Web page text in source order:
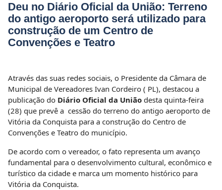
Deu no Diário Oficial da União: Terreno
do antigo aeroporto será utilizado para
construção de um Centro de
Convenções e Teatro
Através das suas redes sociais, o Presidente da Câmara de
Municipal de Vereadores Ivan Cordeiro ( PL), destacou a
publicação do Diário Oficial da União desta quinta-feira
(28) que prevê a cessão do terreno do antigo aeroporto de
Vitória da Conquista para a construção do Centro de
Convenções e Teatro do município.
De acordo com o vereador, o fato representa um avanço
fundamental para o desenvolvimento cultural, econômico e
turístico da cidade e marca um momento histórico para
Vitória da Conquista.